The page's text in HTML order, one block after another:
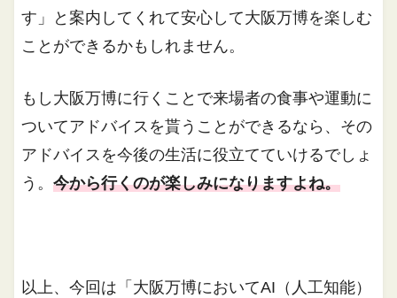
す」と案内してくれて安心して大阪万博を楽しむ
ことができるかもしれません。
もし大阪万博に行くことで来場者の食事や運動に
ついてアドバイスを貰うことができるなら、その
アドバイスを今後の生活に役立てていけるでしょ
う。今から行くのが楽しみになりますよね。
以上、今回は「大阪万博においてAI（人工知能）